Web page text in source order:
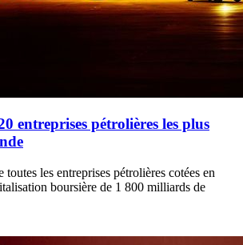
entreprises pétrolières les plus
les entreprises pétrolières cotées en
boursière de 1 800 milliards de